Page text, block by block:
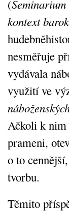
(
kontext
nesměřuje
vydávala
využití ve
Ačkoli k nim
prameni,
o to
tvorbu.
Těmito